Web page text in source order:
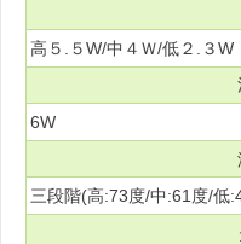
高５.５W/中４Ｗ/低２.３W
6W
三段階(高:73度/中:61度/低